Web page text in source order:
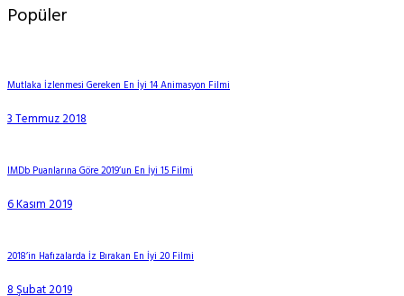
Popüler
Mutlaka İzlenmesi Gereken En İyi 14 Animasyon Filmi
3 Temmuz 2018
IMDb Puanlarına Göre 2019’un En İyi 15 Filmi
6 Kasım 2019
2018’in Hafızalarda İz Bırakan En İyi 20 Filmi
8 Şubat 2019